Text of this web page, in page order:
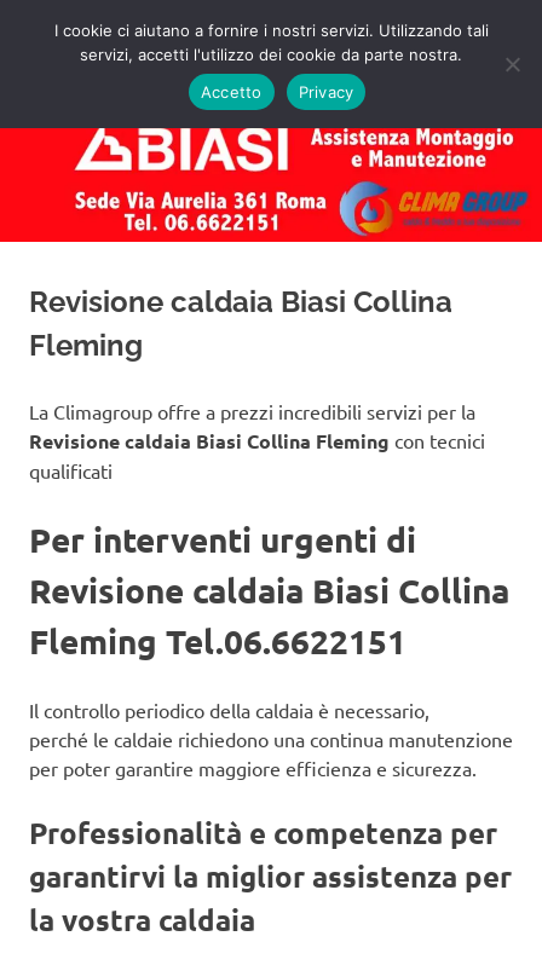
Assistenza
Caldaie
Biasi
Roma
Preventivo!
MENU
Revisione caldaia Biasi Collina
Fleming
La Climagroup offre a prezzi incredibili servizi per la
Revisione caldaia Biasi Collina Fleming con tecnici
qualificati
Per interventi urgenti di
Revisione caldaia Biasi Collina
Fleming Tel.06.6622151
Il controllo periodico della caldaia è necessario,
perché le caldaie richiedono una continua manutenzione
per poter garantire maggiore efficienza e sicurezza.
Professionalità e competenza per
garantirvi la miglior assistenza per
la vostra caldaia
I cookie ci aiutano a fornire i nostri servizi. Utilizzando tali
servizi, accetti l'utilizzo dei cookie da parte nostra.
Accetto
Privacy